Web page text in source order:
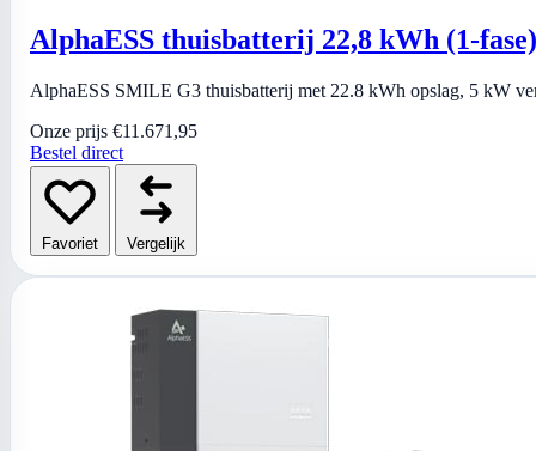
AlphaESS thuisbatterij 22,8 kWh (1-fase)
AlphaESS SMILE G3 thuisbatterij met 22.8 kWh opslag, 5 kW
Onze prijs €11.671,95
Bestel direct
Favoriet Vergelijk